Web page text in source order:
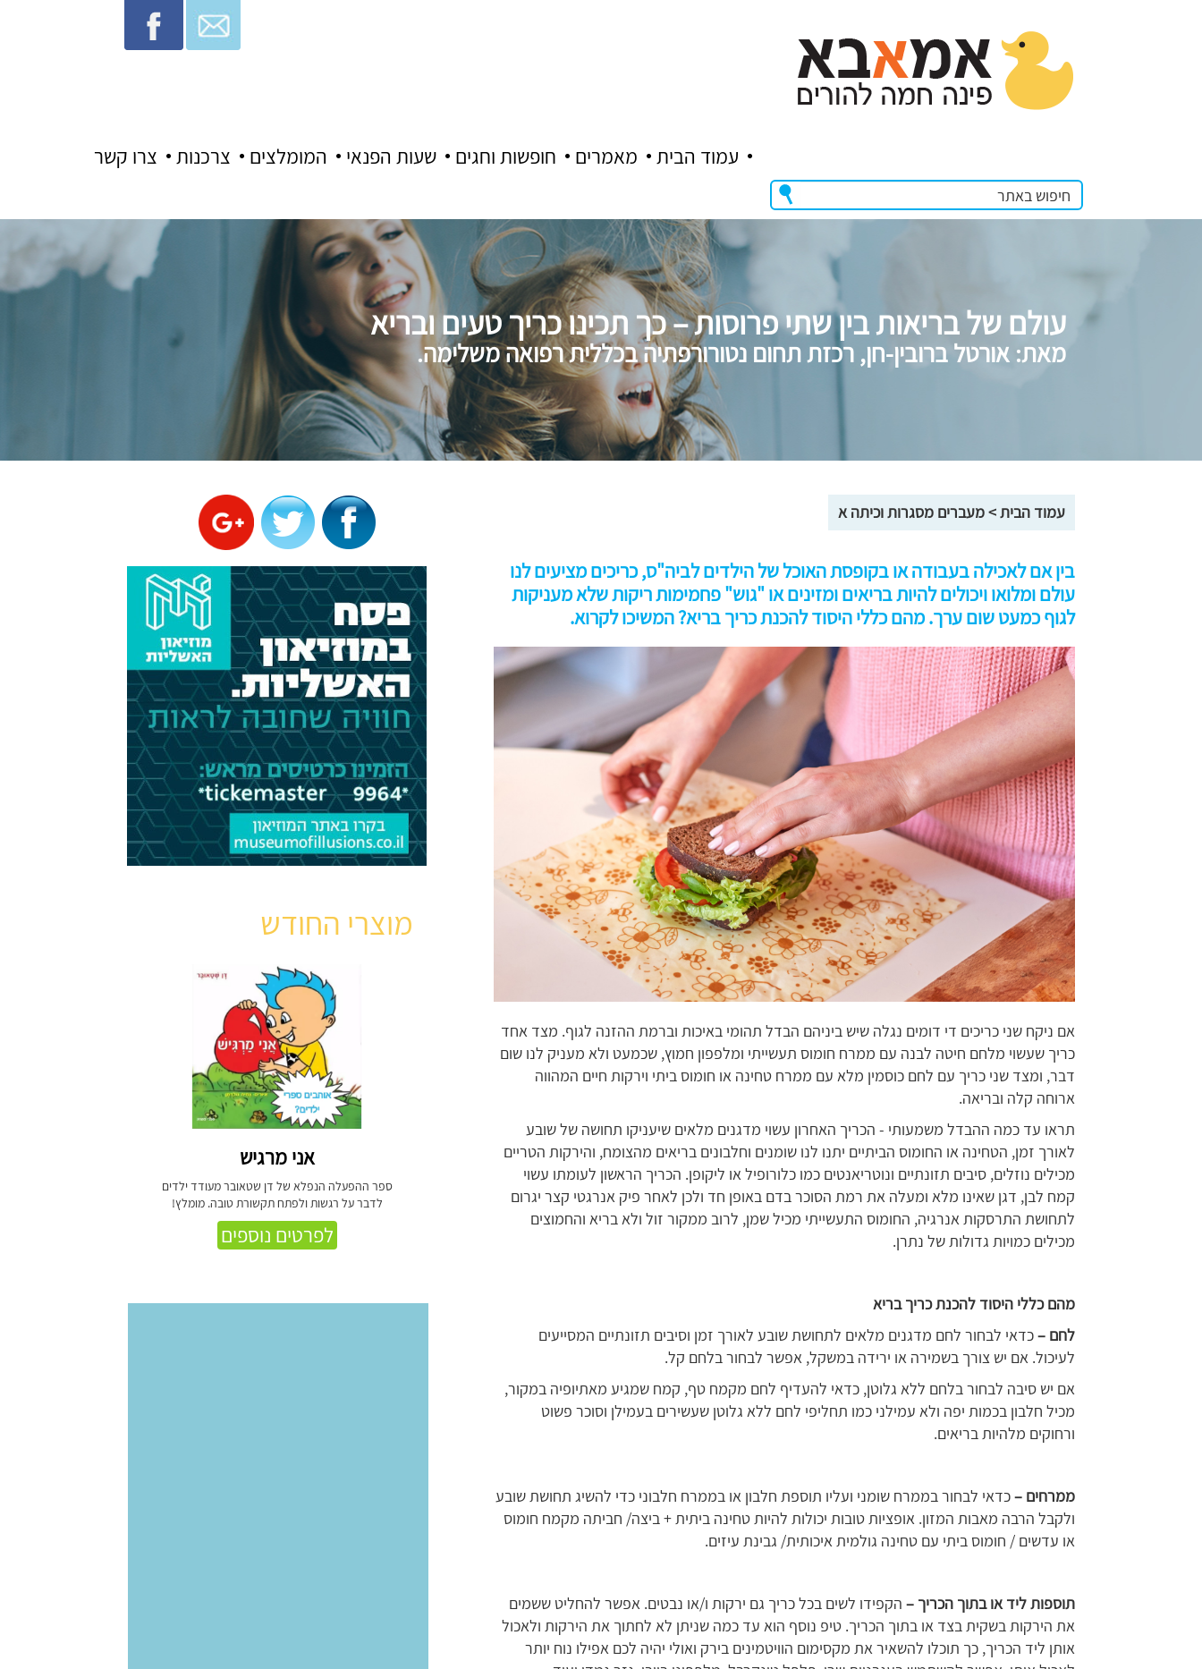
צרו קשר צרכנות המומלצים שעות הפנאי חופשות וחגים מאמרים עמוד הבית
עולם של בריאות בין שתי פרוסות – כך תכינו כריך טעים ובריא
מאת: אורטל ברובין-חן, רכזת תחום נטורורפתיה בכללית רפואה משלימה.
עמוד הבית>מעברים מסגרות וכיתה א
בין אם לאכילה בעבודה או בקופסת האוכל של הילדים לביה"ס, כריכים מציעים לנו
עולם ומלואו ויכולים להיות בריאים ומזינים או "גוש" פחמימות ריקות שלא מעניקות
לגוף כמעט שום ערך. מהם כללי היסוד להכנת כריך בריא? המשיכו לקרוא.
אם ניקח שני כריכים די דומים נגלה שיש ביניהם הבדל תהומי באיכות וברמת ההזנה לגוף. מצד אחד
כריך שעשוי מלחם חיטה לבנה עם ממרח חומוס תעשייתי ומלפפון חמוץ, שכמעט ולא מעניק לנו שום
דבר, ומצד שני כריך עם לחם כוסמין מלא עם ממרח טחינה או חומוס ביתי וירקות חיים המהווה
ארוחה קלה ובריאה.
תראו עד כמה ההבדל משמעותי - הכריך האחרון עשוי מדגנים מלאים שיעניקו תחושה של שובע
לאורך זמן, הטחינה או החומוס הביתיים יתנו לנו שומנים וחלבונים בריאים מהצומח, והירקות הטריים
מכילים נוזלים, סיבים תזונתיים ונוטריאנטים כמו כלורופיל או ליקופן. הכריך הראשון לעומתו עשוי
קמח לבן, דגן שאינו מלא ומעלה את רמת הסוכר בדם באופן חד ולכן לאחר פיק אנרגטי קצר יגרום
לתחושת התרסקות אנרגיה, החומוס התעשייתי מכיל שמן, לרוב ממקור זול ולא בריא והחמוצים
מכילים כמויות גדולות של נתרן.
מהם כללי היסוד להכנת כריך בריא
לחם –כדאי לבחור לחם מדגנים מלאים לתחושת שובע לאורך זמן וסיבים תזונתיים המסייעים
לעיכול. אם יש צורך בשמירה או ירידה במשקל, אפשר לבחור בלחם קל.
אם יש סיבה לבחור בלחם ללא גלוטן, כדאי להעדיף לחם מקמח טף, קמח שמגיע מאתיופיה במקור,
מכיל חלבון בכמות יפה ולא עמילני כמו תחליפי לחם ללא גלוטן שעשירים בעמילן וסוכר פשוט
ורחוקים מלהיות בריאים.
ממרחים –כדאי לבחור בממרח שומני ועליו תוספת חלבון או בממרח חלבוני כדי להשיג תחושת שובע
ולקבל הרבה מאבות המזון. אופציות טובות יכולות להיות טחינה ביתית + ביצה/ חביתה מקמח חומוס
או עדשים / חומוס ביתי עם טחינה גולמית איכותית/ גבינת עיזים.
תוספות ליד או בתוך הכריך – הקפידו לשים בכל כריך גם ירקות ו/או נבטים. אפשר להחליט ששמים
את הירקות בשקית בצד או בתוך הכריך. טיפ נוסף הוא עד כמה שניתן לא לחתוך את הירקות ולאכול
אותן ליד הכריך, כך תוכלו להשאיר את מקסימום הוויטמינים בירק ואולי יהיה לכם אפילו נוח יותר
מוצרי החודש
אני מרגיש
ספר ההפעלה הנפלא של דן שטאובר מעודד ילדים
לדבר על רגשות ולפתח תקשורת טובה. מומלץ!
לפרטים נוספים